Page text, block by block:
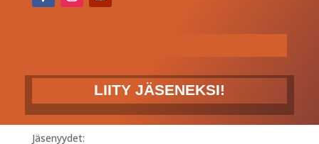
LIITY JÄSENEKSI!
Jäsenyydet: